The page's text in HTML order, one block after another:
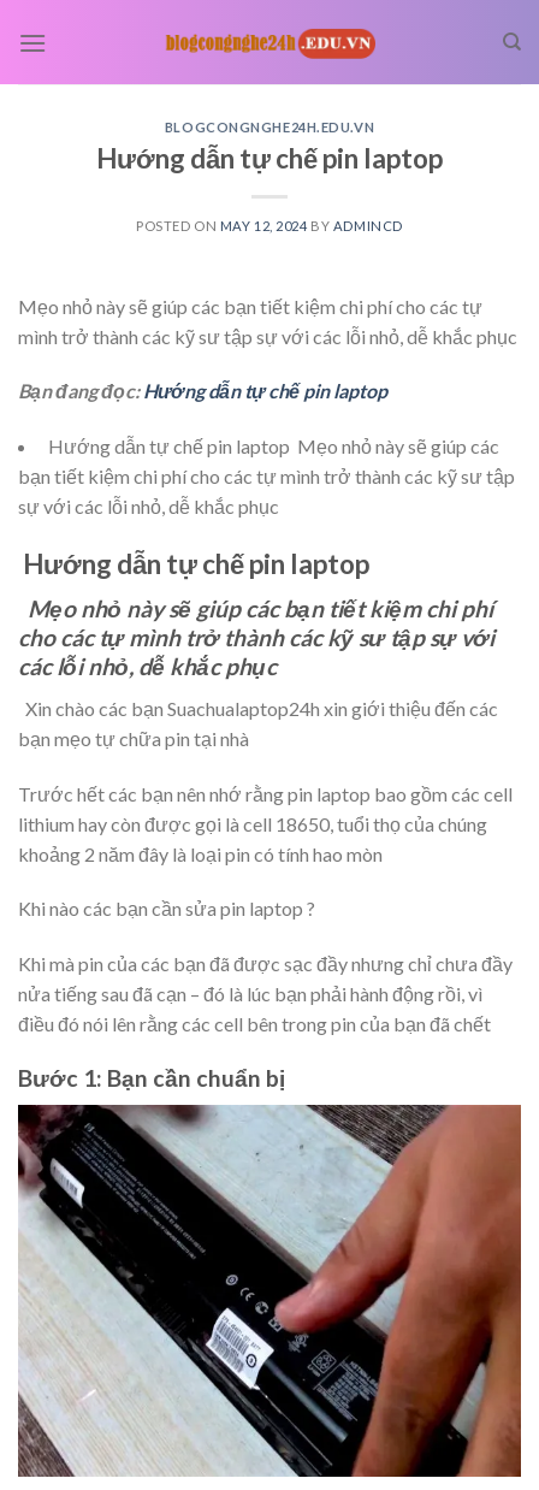
BLOGCONGNGHE24H.EDU.VN
Hướng dẫn tự chế pin laptop
POSTED ON MAY 12, 2024 BY ADMINCD
Mẹo nhỏ này sẽ giúp các bạn tiết kiệm chi phí cho các tự
mình trở thành các kỹ sư tập sự với các lỗi nhỏ, dễ khắc phục
Bạn đang đọc:Hướng dẫn tự chế pin laptop
Hướng dẫn tự chế pin laptop Mẹo nhỏ này sẽ giúp các
bạn tiết kiệm chi phí cho các tự mình trở thành các kỹ sư tập
sự với các lỗi nhỏ, dễ khắc phục
Hướng dẫn tự chế pin laptop
Mẹo nhỏ này sẽ giúp các bạn tiết kiệm chi phí
cho các tự mình trở thành các kỹ sư tập sự với
các lỗi nhỏ, dễ khắc phục
Xin chào các bạn Suachualaptop24h xin giới thiệu đến các
bạn mẹo tự chữa pin tại nhà
Trước hết các bạn nên nhớ rằng pin laptop bao gồm các cell
lithium hay còn được gọi là cell 18650, tuổi thọ của chúng
khoảng 2 năm đây là loại pin có tính hao mòn
Khi nào các bạn cần sửa pin laptop ?
Khi mà pin của các bạn đã được sạc đầy nhưng chỉ chưa đầy
nửa tiếng sau đã cạn – đó là lúc bạn phải hành động rồi, vì
điều đó nói lên rằng các cell bên trong pin của bạn đã chết
Bước 1: Bạn cần chuẩn bị